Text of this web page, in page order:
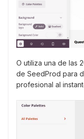
O utiliza una de las
de SeedProd para
profesional al